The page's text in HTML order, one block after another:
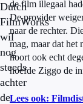
Dutch
FilmWorks
wil
nog
steeds
achter
de
de film illegaal
De provider
naar de rechter.
mag, maar dat het
hoort ook echt
hoefde Ziggo de
Lees ook: